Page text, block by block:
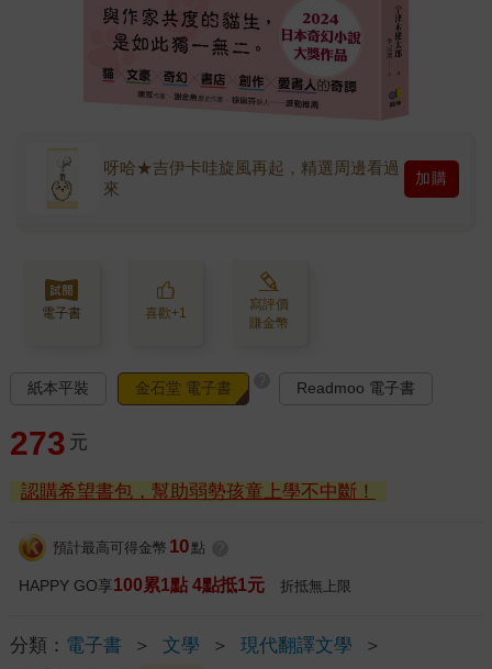
呀哈★吉伊卡哇旋風再起，精選周邊看過
來
加購
電子書 喜歡+1
寫評價
賺金幣
紙本平裝 金石堂 電子書 Readmoo 電子書
273 元
認購希望書包，幫助弱勢孩童上學不中斷！
預計最高可得金幣 10 點
HAPPY GO享100累1點 4點抵1元 折抵無上限
分類： 電子書 ＞ 文學 ＞ 現代翻譯文學
＞